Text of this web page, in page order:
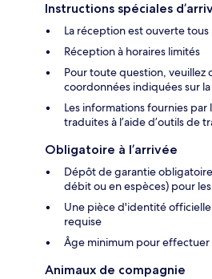
Instructions spéciales
La réception est ouverte
Réception à horaires limités
Pour toute question, veuillez
coordonnées indiquées sur
Les informations fournies
traduites à l’aide d’outils de
Obligatoire à l’arrivée
Dépôt de garantie
débit ou en espèces) pour
Une pièce d'identité
requise
Âge minimum pour effectuer
Animaux de compagnie